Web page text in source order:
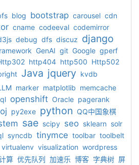
blog bootstrap carousel cdn
cname codeeval codemirror
debug dfs discuz django
GenAI git Google gperf
http404 http500 Http502
Java jquery kvdb
marker matplotlib memcache
openshift Oracle pagerank
py2exe python QQ中国象棋
sae scipy seo sklearn solr
syncdb tinymce toolbar toolbelt
virtualenv visualization wordpress
算 优先队列 加速乐 博客 字典树 屏